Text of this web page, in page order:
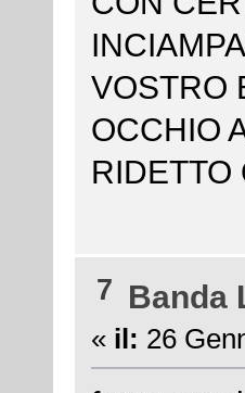
VOSTRO
OCCHIO
7 Banda
« il: 26